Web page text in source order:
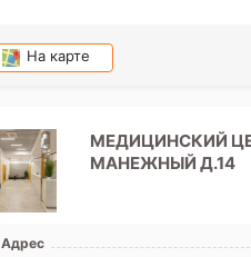
На карте
МЕДИЦИНСКИЙ
МАНЕЖНЫЙ Д.14
Адрес